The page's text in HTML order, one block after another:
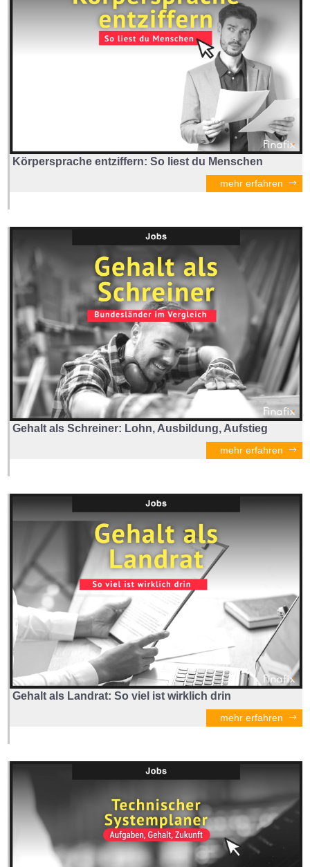
Körpersprache entziffern: So liest du Menschen
mehr erfahren
Gehalt als Schreiner: Lohn, Ausbildung, Aufstieg
mehr erfahren
Gehalt als Landrat: So viel ist wirklich drin
mehr erfahren